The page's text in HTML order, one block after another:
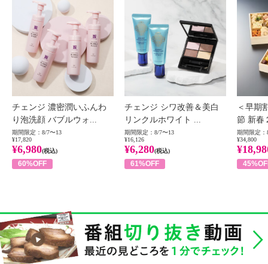
チェンジ 濃密潤いふんわ
り泡洗顔 バブルウォ...
期間限定：8/7〜13
¥17,820
¥6,980(税込)
60%OFF
チェンジ シワ改善＆美白
リンクルホワイト ...
期間限定：8/7〜13
¥16,126
¥6,280(税込)
61%OFF
＜早期
節 新春
期間限定：
¥34,800